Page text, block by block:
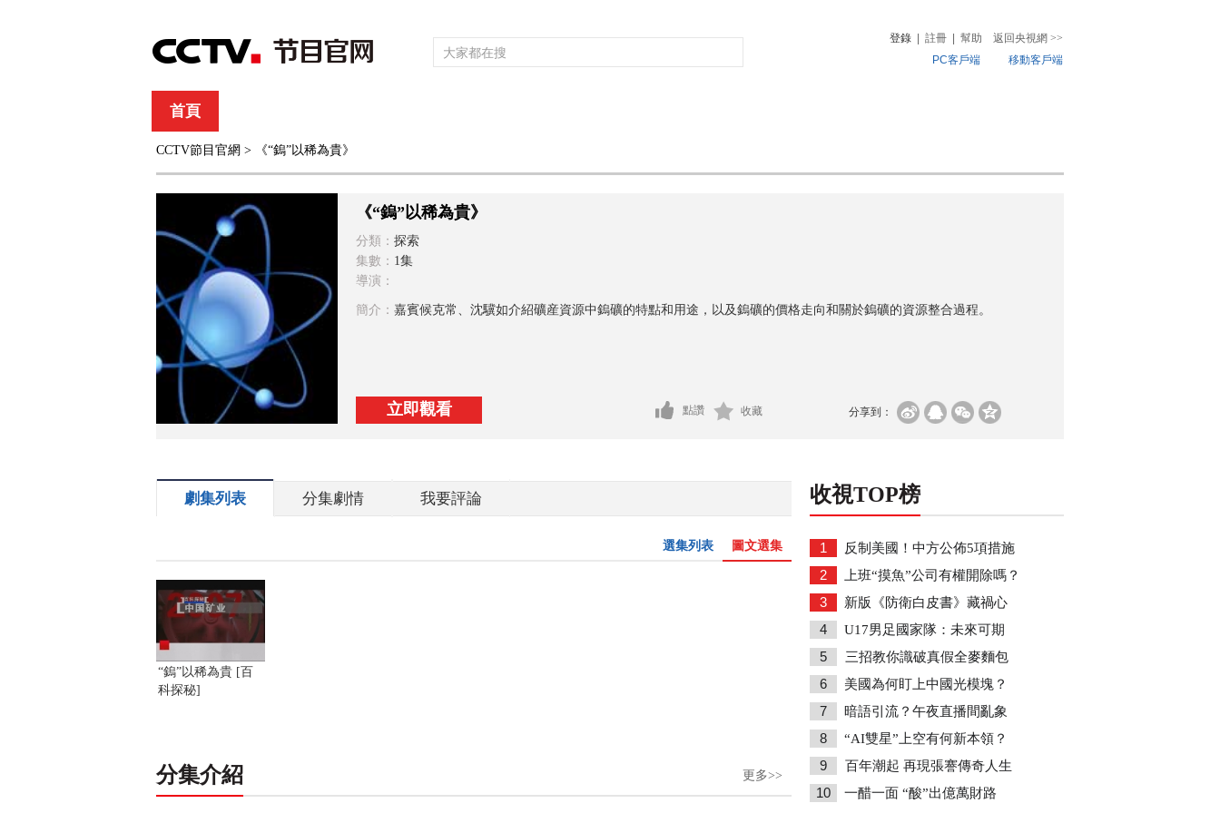
登錄 註冊 幫助 返回央視網 >>
PC客戶端
移動客戶端
首頁
綜合 新聞 財經 綜藝 中文國際
CCTV節目官網 > 《“鎢”以稀為貴》
《“鎢”以稀為貴》
分類： 探索
集數： 1集
導演：
簡介： 嘉賓候克常、沈驥如介紹礦産資源中鎢礦的特點和用途，以及鎢礦的價格走向和關於鎢礦的資源整合過程。
立即觀看 分享到：
點讚 收藏
劇集列表 分集劇情 我要評論
圖文選集
選集列表
“鎢”以稀為貴 [百
科探秘]
分集介紹 更多>>
收視TOP榜
1 反制美國！中方公佈5項措施
2 上班“摸魚”公司有權開除嗎？
3 新版《防衛白皮書》藏禍心
4 U17男足國家隊：未來可期
5 三招教你識破真假全麥麵包
6 美國為何盯上中國光模塊？
7 暗語引流？午夜直播間亂象
8 “AI雙星”上空有何新本領？
9 百年潮起 再現張謇傳奇人生
10 一醋一面 “酸”出億萬財路